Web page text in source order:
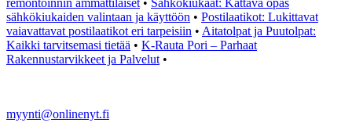
remontoinnin ammattilaiset • Sähkökiukaat: Kattava opas
sähkökiukaiden valintaan ja käyttöön • Postilaatikot: Lukittavat
vaiavattavat postilaatikot eri tarpeisiin • Aitatolpat ja Puutolpat:
Kaikki tarvitsemasi tietää • K-Rauta Pori – Parhaat
Rakennustarvikkeet ja Palvelut •
myynti@onlinenyt.fi